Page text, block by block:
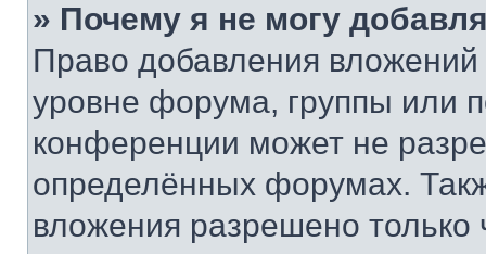
» Почему я не могу
Право добавления
уровне форума, группы или
конференции может не
определённых форумах.
вложения разрешено